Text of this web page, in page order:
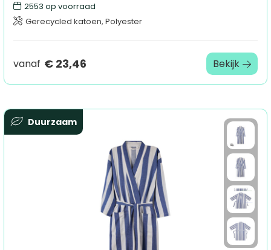
2553 op voorraad
Gerecycled katoen, Polyester
vanaf € 23,46 Bekijk
Duurzaam